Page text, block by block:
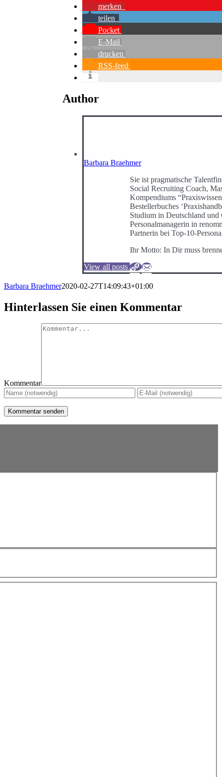
merken
teilen
Pocket
E-Mail
drucken
RSS-feed
Author
Barbara Braehmer
Sie ist pragmatische
Social Recruiting Coach,
Kompendiums
Bestellerbuches
Studium in Deutschland
Personalmanagerin in
Partnerin bei Top-10-
Ihr Motto: In Dir muss
View all posts
Barbara Braehmer2020-02-27T14:09:43+01:00
Hinterlassen Sie einen Kommentar
Kommentar